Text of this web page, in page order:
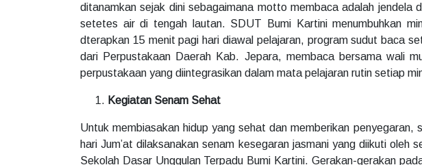
ditanamkan sejak dini sebagaimana motto membaca adalah jendela
setetes air di tengah lautan. SDUT Bumi Kartini menumbuhkan
dterapkan 15 menit pagi hari diawal pelajaran, program sudut baca
dari Perpustakaan Daerah Kab. Jepara, membaca bersama wali
perpustakaan yang diintegrasikan dalam mata pelajaran rutin setiap
Kegiatan Senam Sehat
Untuk membiasakan hidup yang sehat dan memberikan penyegaran,
hari Jum’at dilaksanakan senam kesegaran jasmani yang diikuti oleh
Sekolah Dasar Unggulan Terpadu Bumi Kartini. Gerakan-gerakan